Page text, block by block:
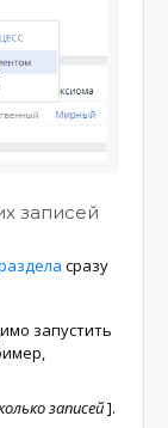
записей
сразу
запустить
записей].